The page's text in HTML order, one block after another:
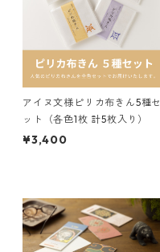
アイヌ文様ピリカ布きん5種セ
ット（各色1枚 計5枚入り）
¥3,400